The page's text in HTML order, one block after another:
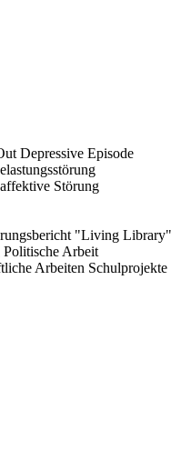
Depressive Episode
Störung
"Living Library"
Politische Arbeit
Arbeiten Schulprojekte